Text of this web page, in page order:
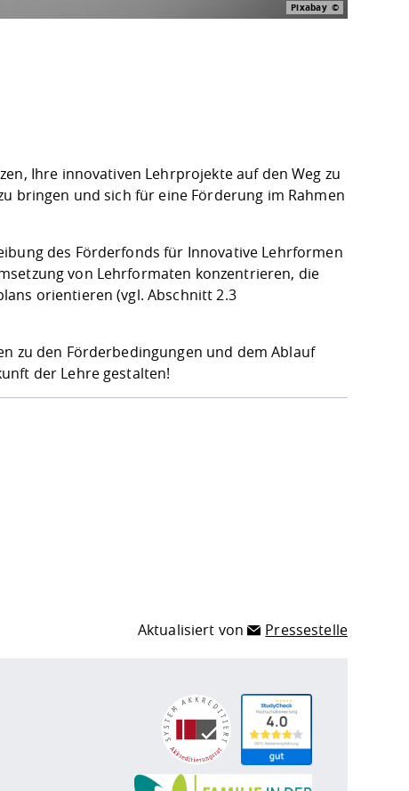
Pixabay
Ihre innovativen Lehrprojekte auf den Weg zu
bringen und sich für eine Förderung im Rahmen
des Förderfonds für Innovative Lehrformen
von Lehrformaten konzentrieren, die
orientieren (vgl. Abschnitt 2.3
zu den Förderbedingungen und dem Ablauf
der Lehre gestalten!
Aktualisiert von Pressestelle